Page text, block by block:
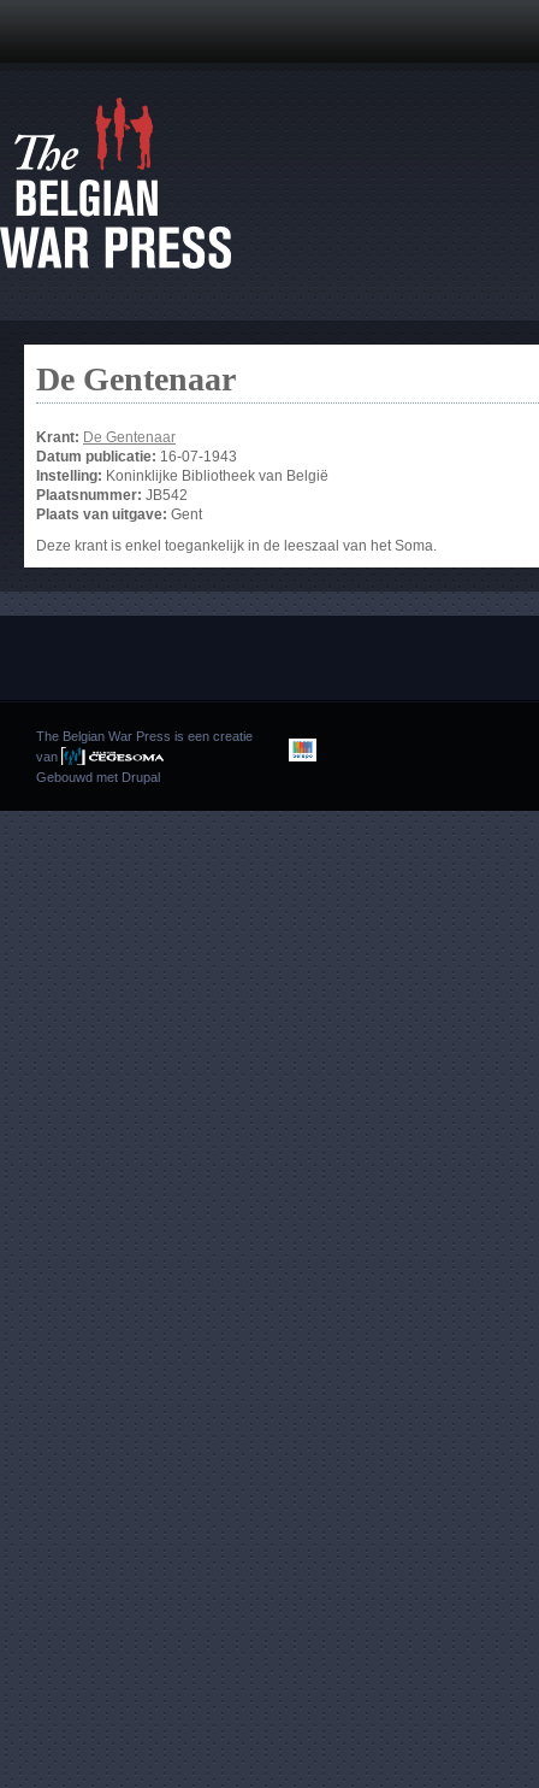
De Gentenaar
Krant: De Gentenaar
Datum publicatie: 16-07-1943
Instelling: Koninklijke Bibliotheek van België
Plaatsnummer: JB542
Plaats van uitgave: Gent
Deze krant is enkel toegankelijk in de leeszaal van het Soma.
The Belgian War Press is een creatie
van
Gebouwd met Drupal